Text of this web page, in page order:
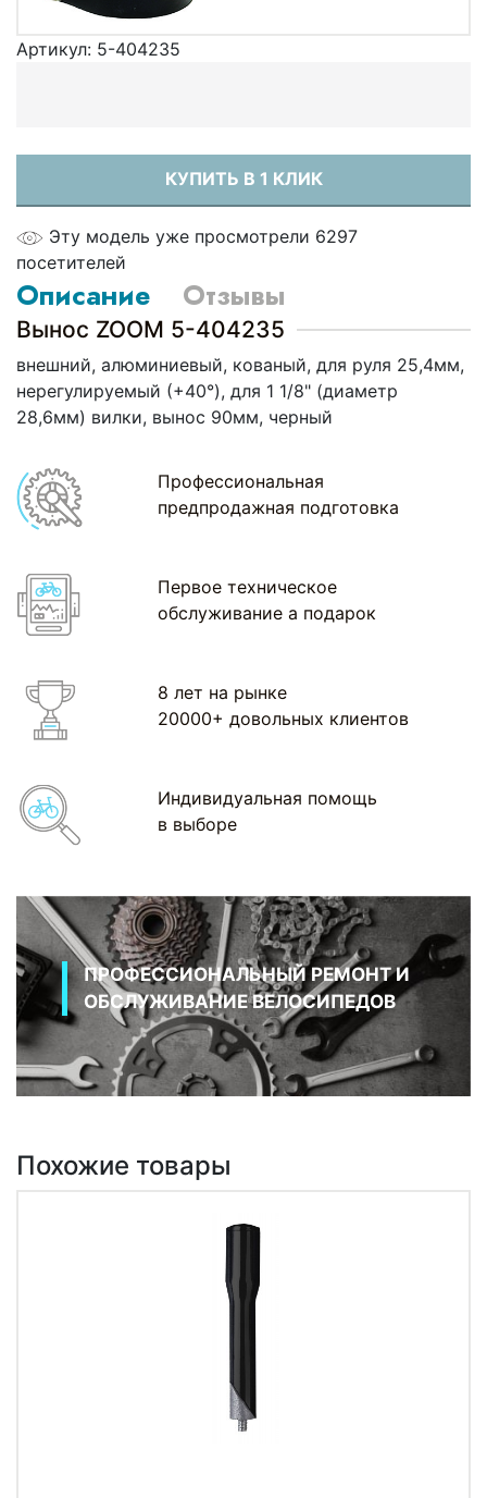
Артикул: 5-404235
КУПИТЬ В 1 КЛИК
Эту модель уже просмотрели 6297
посетителей
Описание Отзывы
Вынос ZOOM 5-404235
внешний, алюминиевый, кованый, для руля 25,4мм,
нерегулируемый (+40°), для 1 1/8" (диаметр
28,6мм) вилки, вынос 90мм, черный
Профессиональная
предпродажная подготовка
Первое техническое
обслуживание а подарок
8 лет на рынке
20000+ довольных клиентов
Индивидуальная помощь
в выборе
ПРОФЕССИОНАЛЬНЫЙ РЕМОНТ И
ОБСЛУЖИВАНИЕ ВЕЛОСИПЕДОВ
Похожие товары